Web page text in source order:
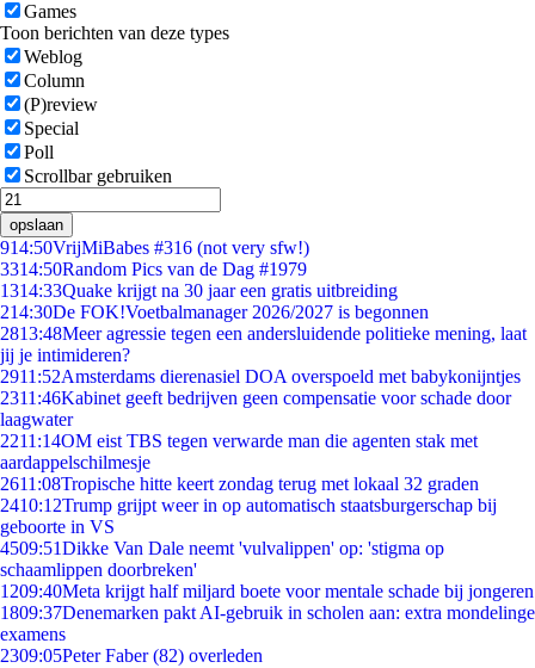
Games
Toon berichten van deze types
Weblog
Column
(P)review
Special
Poll
Scrollbar gebruiken
opslaan
914:50VrijMiBabes #316 (not very sfw!)
3314:50Random Pics van de Dag #1979
1314:33Quake krijgt na 30 jaar een gratis uitbreiding
214:30De FOK!Voetbalmanager 2026/2027 is begonnen
2813:48Meer agressie tegen een andersluidende politieke mening, laat
jij je intimideren?
2911:52Amsterdams dierenasiel DOA overspoeld met babykonijntjes
2311:46Kabinet geeft bedrijven geen compensatie voor schade door
laagwater
2211:14OM eist TBS tegen verwarde man die agenten stak met
aardappelschilmesje
2611:08Tropische hitte keert zondag terug met lokaal 32 graden
2410:12Trump grijpt weer in op automatisch staatsburgerschap bij
geboorte in VS
4509:51Dikke Van Dale neemt 'vulvalippen' op: 'stigma op
schaamlippen doorbreken'
1209:40Meta krijgt half miljard boete voor mentale schade bij jongeren
1809:37Denemarken pakt AI-gebruik in scholen aan: extra mondelinge
examens
2309:05Peter Faber (82) overleden